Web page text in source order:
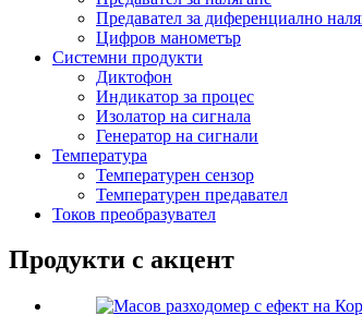
Предавател за диференциално
Цифров манометър
Системни продукти
Диктофон
Индикатор за процес
Изолатор на сигнала
Генератор на сигнали
Температура
Температурен сензор
Температурен предавател
Токов преобразувател
Продукти с акцент